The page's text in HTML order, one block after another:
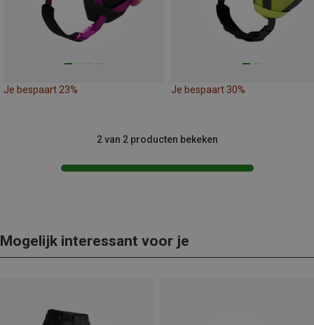
Je bespaart 23% Je bespaart 30%
2 van 2 producten bekeken
Mogelijk interessant voor je